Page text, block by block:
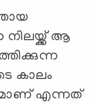
ആ
കാലം
എന്നത്